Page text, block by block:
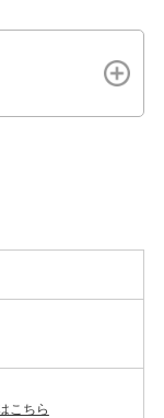
こちら